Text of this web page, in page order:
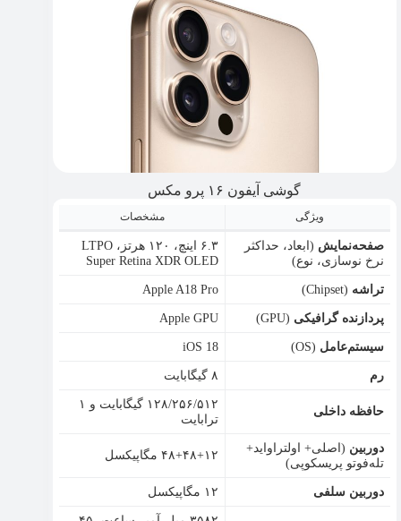
گوشی آیفون ۱۶ پرو مکس
ویژگی مشخصات
صفحه‌نمایش (ابعاد، حداکثر
نرخ نوسازی، نوع)
۶.۳ اینچ، ۱۲۰ هرتز، LTPO
Super Retina XDR OLED
تراشه (Chipset)
Apple A18 Pro
پردازنده گرافیکی (GPU)
Apple GPU
سیستم‌عامل (OS)
iOS 18
رم
۸ گیگابایت
حافظه داخلی
۱۲۸/۲۵۶/۵۱۲ گیگابایت و ۱
ترابایت
دوربین (اصلی+ اولتراواید+
تله‌فوتو پریسکوپی)
۴۸+۴۸+۱۲ مگاپیکسل
دوربین سلفی ۱۲ مگاپیکسل